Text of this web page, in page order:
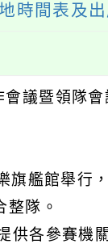
時間表及
議暨領隊
艦館舉行
隊。
供各參賽機